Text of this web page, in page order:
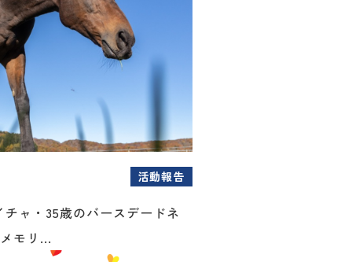
活動報告
ャ・35歳のバースデードネ
モリ...